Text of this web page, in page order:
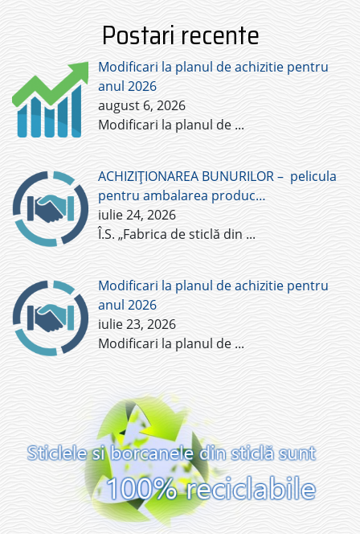
Postari recente
Modificari la planul de achizitie pentru
anul 2026
august 6, 2026
Modificari la planul de ...
ACHIZIȚIONAREA BUNURILOR – pelicula
pentru ambalarea produc…
iulie 24, 2026
Î.S. „Fabrica de sticlă din ...
Modificari la planul de achizitie pentru
anul 2026
iulie 23, 2026
Modificari la planul de ...